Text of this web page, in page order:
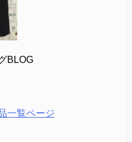
BLOG
一覧ページ